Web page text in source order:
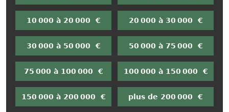
10 000 à 20 000 € 20 000 à 30 000 €
30 000 à 50 000 € 50 000 à 75 000 €
75 000 à 100 000 € 100 000 à 150 000 €
150 000 à 200 000 € plus de 200 000 €